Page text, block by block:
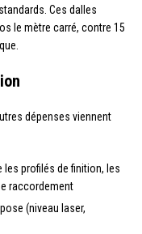
Ces dalles
le mètre carré, contre 15
dépenses viennent
les profilés de finition, les
raccordement
(niveau laser,